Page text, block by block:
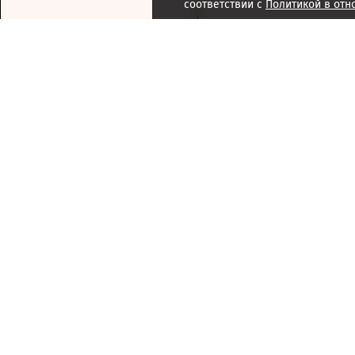
соответствии с Политикой в